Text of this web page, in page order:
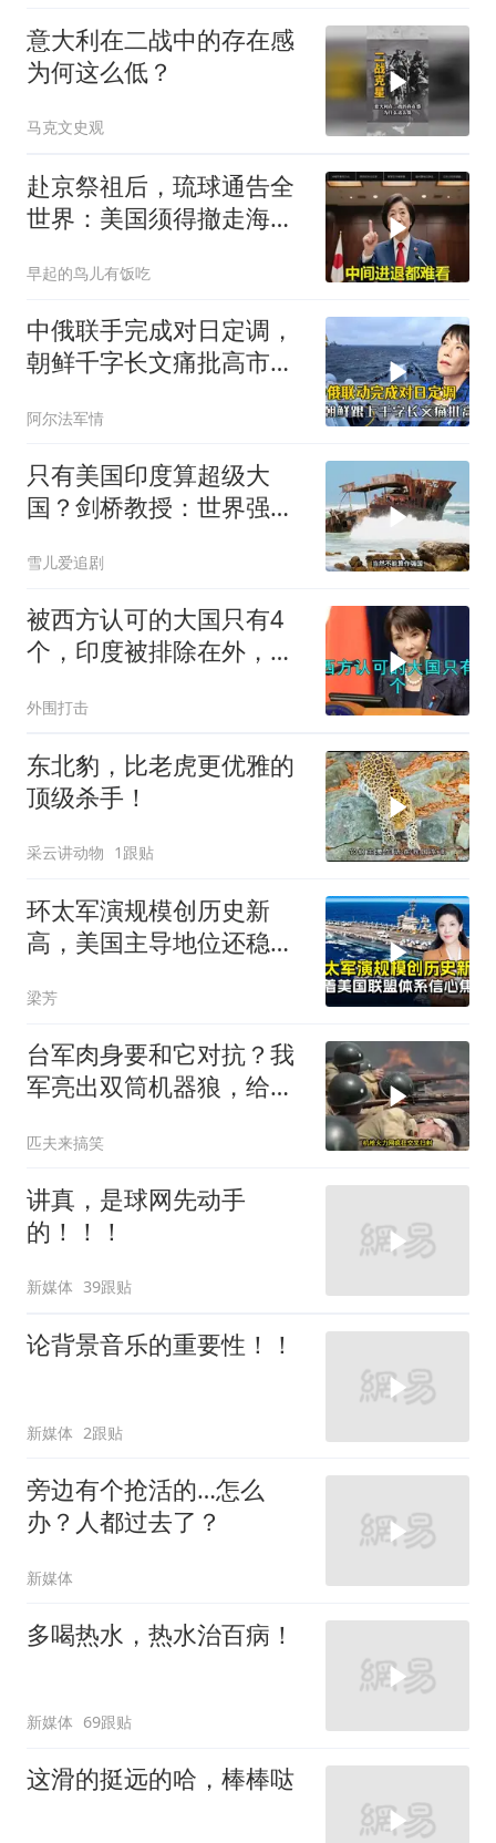
意大利在二战中的存在感
为何这么低？
马克文史观
赴京祭祖后，琉球通告全
世界：美国须得撤走海马
早起的鸟儿有饭吃
中俄联手完成对日定调，
朝鲜千字长文痛批高市，
阿尔法军情
只有美国印度算超级大
国？剑桥教授：世界强国
雪儿爱追剧
被西方认可的大国只有4
个，印度被排除在外，为
外围打击
东北豹，比老虎更优雅的
顶级杀手！
采云讲动物 1跟贴
环太军演规模创历史新
高，美国主导地位还稳得
梁芳
台军肉身要和它对抗？我
军亮出双筒机器狼，给登
匹夫来搞笑
讲真，是球网先动手
的！！！
新媒体 39跟贴
论背景音乐的重要性！！
新媒体 2跟贴
旁边有个抢活的…怎么
办？人都过去了？
新媒体
多喝热水，热水治百病！
新媒体 69跟贴
这滑的挺远的哈，棒棒哒